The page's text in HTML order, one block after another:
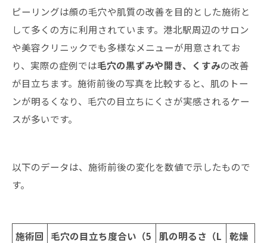
ピーリングは顔の毛穴や肌質の改善を目的とした施術と
して多くの方に利用されています。港北駅周辺のサロン
や美容クリニックでも多様なメニューが用意されてお
り、実際の症例では毛穴の黒ずみや開き、くすみの改善
が目立ちます。施術前後の写真を比較すると、肌のトー
ンが明るくなり、毛穴の目立ちにくさが実感されるケー
スが多いです。
以下のデータは、施術前後の変化を数値で示したもので
す。
施術回
毛穴の目立ち度合い（5
肌の明るさ（L
乾燥